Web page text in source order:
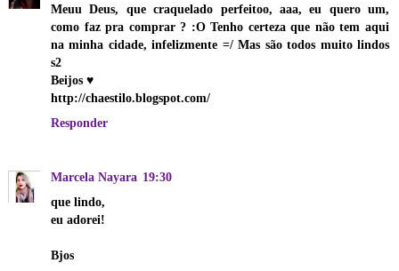
Meuu Deus, que craquelado perfeitoo, aaa, eu quero um,
como faz pra comprar ? :O Tenho certeza que não tem aqui
na minha cidade, infelizmente =/ Mas são todos muito lindos
s2
Beijos ♥
http://chaestilo.blogspot.com/
Responder
Marcela Nayara 19:30
que lindo,
eu adorei!
Bjos